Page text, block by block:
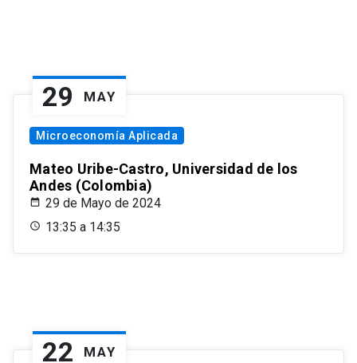
29 MAY
Microeconomía Aplicada
Mateo Uribe-Castro, Universidad de los
Andes (Colombia)
29 de Mayo de 2024
13:35 a 14:35
22 MAY